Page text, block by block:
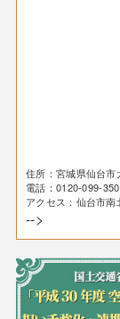
住所：宮城県仙台市
電話：0120-099-
アクセス：仙台市
-->